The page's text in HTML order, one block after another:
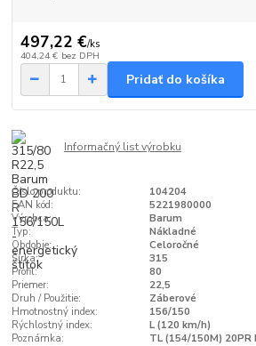
497,22 €/ks
404,24 € bez DPH
Pridať do košíka
Informačný list výrobku
Číslo produktu:
104204
EAN kód:
5221980000
Výrobca:
Barum
Typ:
Nákladné
Obdobie:
Celoročné
Šírka:
315
Profil:
80
Priemer:
22,5
Druh / Použitie:
Záberové
Hmotnostný index:
156/150
Rýchlostný index:
L (120 km/h)
Poznámka:
TL (154/150M) 20PR